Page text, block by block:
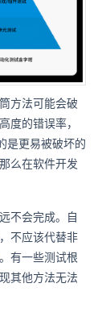
方法可能会破
度的错误率，
是更易被破坏的
么在软件开发
不会完成。自
不应该代替非
有一些测试根
其他方法无法